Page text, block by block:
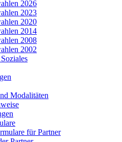
2026
2023
2020
2014
2008
2002
Modalitäten
für Partner